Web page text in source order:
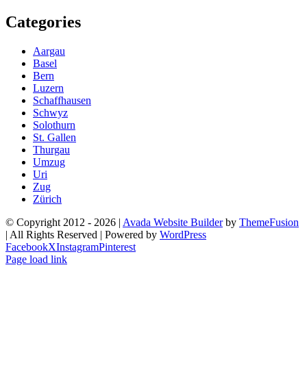
Categories
Aargau
Basel
Bern
Luzern
Schaffhausen
Schwyz
Solothurn
St. Gallen
Thurgau
Umzug
Uri
Zug
Zürich
© Copyright 2012 - 2026 | Avada Website Builderby ThemeFusion
| All Rights Reserved | Powered by WordPress
FacebookXInstagramPinterest
Page load link